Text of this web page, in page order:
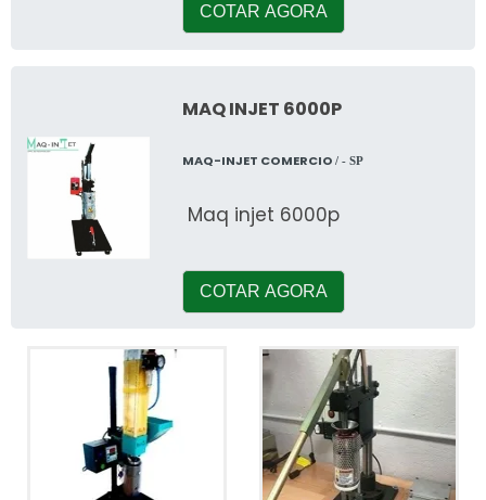
COTAR AGORA
MAQ INJET 6000P
MAQ-INJET COMERCIO / - SP
Maq injet 6000p
COTAR AGORA